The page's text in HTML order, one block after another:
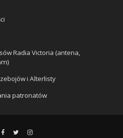
Radia Victoria (antena,
i Alterlisty
patronatów